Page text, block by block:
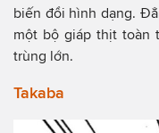
biến đổi hình dạng.
một bộ giáp thịt toàn
trùng lớn.
Takaba